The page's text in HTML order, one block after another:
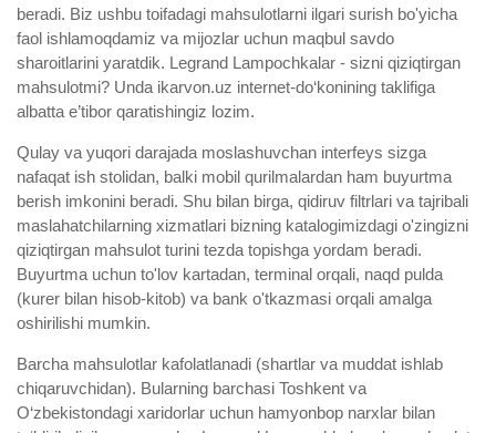
beradi. Biz ushbu toifadagi mahsulotlarni ilgari surish bo'yicha
faol ishlamoqdamiz va mijozlar uchun maqbul savdo
sharoitlarini yaratdik. Legrand Lampochkalar - sizni qiziqtirgan
mahsulotmi? Unda ikarvon.uz internet-do‘konining taklifiga
albatta e’tibor qaratishingiz lozim.
Qulay va yuqori darajada moslashuvchan interfeys sizga
nafaqat ish stolidan, balki mobil qurilmalardan ham buyurtma
berish imkonini beradi. Shu bilan birga, qidiruv filtrlari va tajribali
maslahatchilarning xizmatlari bizning katalogimizdagi o'zingizni
qiziqtirgan mahsulot turini tezda topishga yordam beradi.
Buyurtma uchun to'lov kartadan, terminal orqali, naqd pulda
(kurer bilan hisob-kitob) va bank o'tkazmasi orqali amalga
oshirilishi mumkin.
Barcha mahsulotlar kafolatlanadi (shartlar va muddat ishlab
chiqaruvchidan). Bularning barchasi Toshkent va
O‘zbekistondagi xaridorlar uchun hamyonbop narxlar bilan